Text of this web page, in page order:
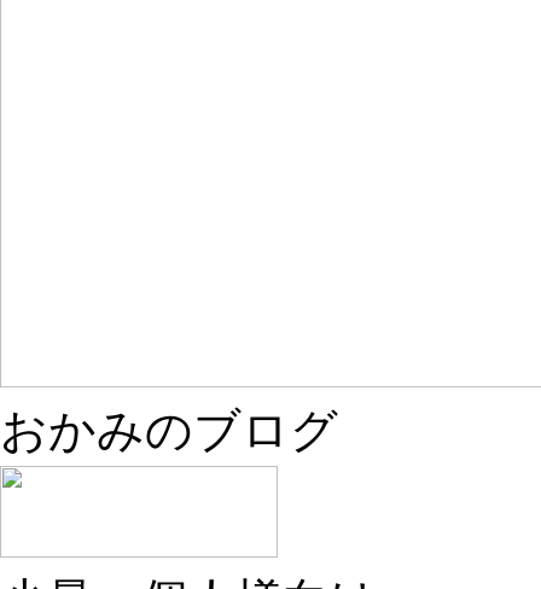
おかみのブログ